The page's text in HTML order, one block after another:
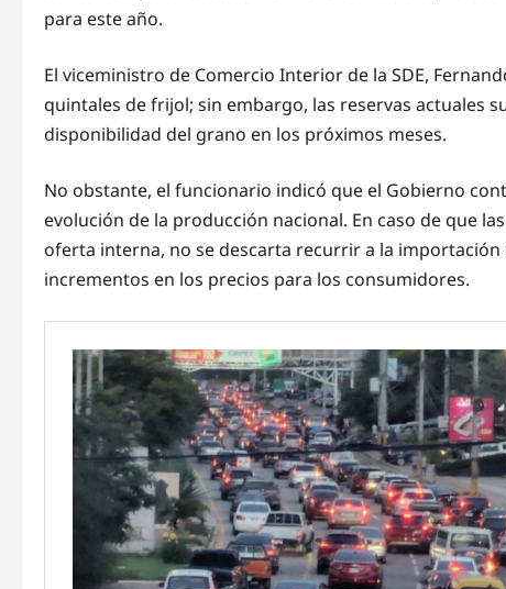
para este año.
El viceministro de Comercio Interior de la SDE,
quintales de frijol; sin embargo, las reservas actuales
disponibilidad del grano en los próximos meses.
No obstante, el funcionario indicó que el Gobierno
evolución de la producción nacional. En caso de que
oferta interna, no se descarta recurrir a la
incrementos en los precios para los consumidores.